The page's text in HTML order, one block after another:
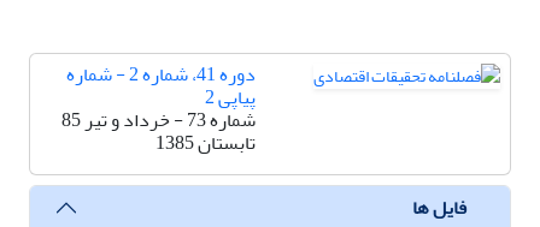
دوره 41، شماره 2 - شماره
پیاپی 2
شماره 73 - خرداد و تیر 85
تابستان 1385
فایل ها